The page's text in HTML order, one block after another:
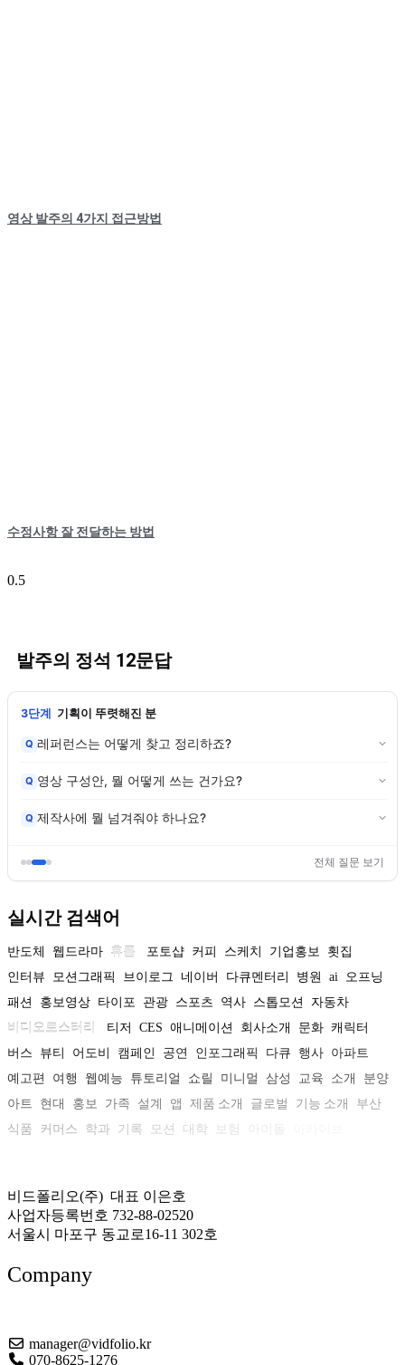
영상 발주의 4가지 접근방법
수정사항 잘 전달하는 방법
발주의 정석 12문답
3단계 기획이 뚜렷해진 분
Q 레퍼런스는 어떻게 찾고 정리하죠?
Q 영상 구성안, 뭘 어떻게 쓰는 건가요?
Q 제작사에 뭘 넘겨줘야 하나요?
전체 질문 보기
실시간 검색어
반도체 웹드라마 휴롬 포토샵 커피 스케치 기업홍보
횟집
인터뷰
모션그래픽 브이로그 네이버 다큐멘터리 병원 ai
오프닝
패션
홍보영상 타이포 관광 스포츠 역사 스톱모션
자동차
비디오로스터리
티저 CES 애니메이션 회사소개 문화 캐릭터
버스
뷰티 어도비 캠페인 공연 인포그래픽 다큐 행사 아파트
예고편
여행 웹예능 튜토리얼 쇼릴 미니멀 삼성 교육 소개
분양
아트
현대 홍보 가족 설계 앱 제품 소개 글로벌 기능 소개
부산
식품
커머스 학과 기록 모션 대학 보험
비드폴리오(주) 대표 이은호
사업자등록번호 732-88-02520
서울시 마포구 동교로16-11 302호
Company
manager@vidfolio.kr
070-8625-1276